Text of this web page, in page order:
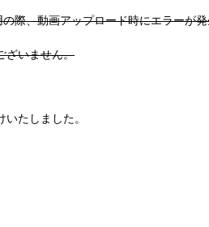
際、動画アップロード時にエラーが
ざいません。
たしました。